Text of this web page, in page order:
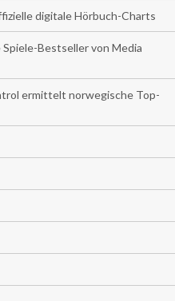
digitale Hörbuch-Charts
Bestseller von Media
ermittelt norwegische Top-